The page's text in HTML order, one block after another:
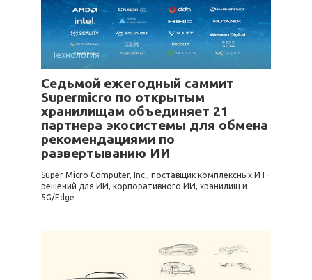
Технология
Седьмой ежегодный саммит
Supermicro по открытым
хранилищам объединяет 21
партнера экосистемы для обмена
рекомендациями по
развертыванию ИИ
Super Micro Computer, Inc., поставщик комплексных ИТ-
решений для ИИ, корпоративного ИИ, хранилищ и
5G/Edge